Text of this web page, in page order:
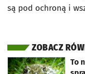
są pod ochroną i
ZOBACZ
To
otworzy się w nowej karcie